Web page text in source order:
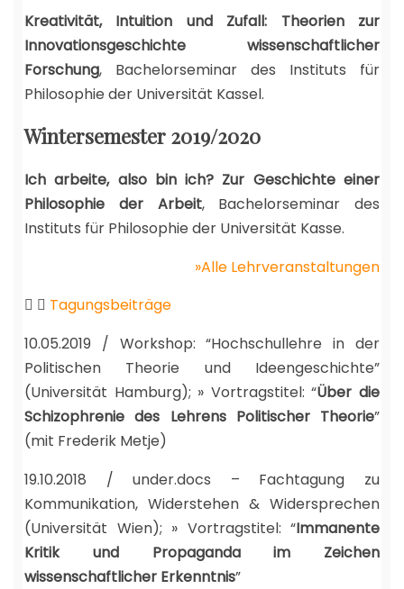
Kreativität, Intuition und Zufall: Theorien zur
Innovationsgeschichte wissenschaftlicher
Forschung, Bachelorseminar des Instituts für
Philosophie der Universität Kassel.
Wintersemester 2019/2020
Ich arbeite, also bin ich? Zur Geschichte einer
Philosophie der Arbeit, Bachelorseminar des
Instituts für Philosophie der Universität Kasse.
»Alle Lehrveranstaltungen
Tagungsbeiträge
10.05.2019 / Workshop: “Hochschullehre in der
Politischen Theorie und Ideengeschichte”
(Universität Hamburg); » Vortragstitel: “Über die
Schizophrenie des Lehrens Politischer Theorie”
(mit Frederik Metje)
19.10.2018 / under.docs – Fachtagung zu
Kommunikation, Widerstehen & Widersprechen
(Universität Wien); » Vortragstitel: “Immanente
Kritik und Propaganda im Zeichen
wissenschaftlicher Erkenntnis”